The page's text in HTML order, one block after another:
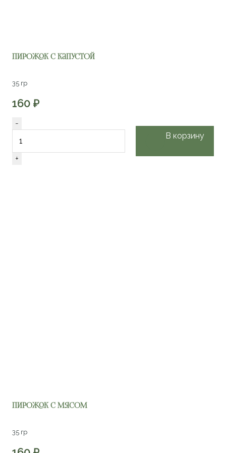
Пирожок с капустой
35 гр
160 ₽
Количество
товара
Пирожок
с
-
+
В корзину
Пирожок с мясом
35 гр